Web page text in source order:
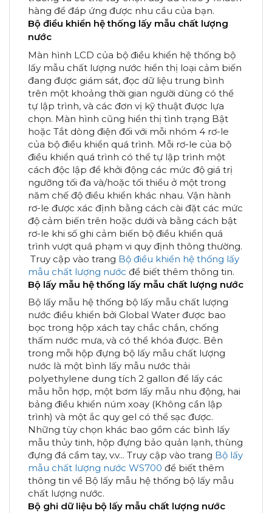
hàng để đáp ứng được nhu cầu của bạn.
Bộ điều khiển hệ thống lấy mẫu chất lượng
nước
Màn hình LCD của bộ điều khiển hệ thống bộ
lấy mẫu chất lượng nước hiển thị loại cảm biến
đang được giám sát, đọc dữ liệu trung bình
trên một khoảng thời gian người dùng có thể
tự lập trình, và các đơn vị kỹ thuật được lựa
chọn. Màn hình cũng hiển thị tình trạng Bật
hoặc Tắt dòng điện đối với mỗi nhóm 4 rơ-le
của bộ điều khiển quá trình. Mỗi rơ-le của bộ
điều khiển quá trình có thể tự lập trình một
cách độc lập để khởi động các mức độ giá trị
ngưỡng tối đa và/hoặc tối thiểu ở một trong
năm chế độ điều khiển khác nhau. Vận hành
rơ-le được xác định bằng cách cài đặt các mức
độ cảm biến trên hoặc dưới và bằng cách bật
rơ-le khi số ghi cảm biến bộ điều khiển quá
trình vượt quá phạm vi quy định thông thường.
Truy cập vào trang Bộ điều khiển hệ thống lấy
mẫu chất lượng nước để biết thêm thông tin.
Bộ lấy mẫu hệ thống lấy mẫu chất lượng nước
Bộ lấy mẫu hệ thống bộ lấy mẫu chất lượng
nước điều khiển bởi Global Water được bao
bọc trong hộp xách tay chắc chắn, chống
thấm nước mưa, và có thể khóa được. Bên
trong mỗi hộp đựng bộ lấy mẫu chất lượng
nước là một bình lấy mẫu nước thải
polyethylene dung tích 2 gallon để lấy các
mẫu hỗn hợp, một bơm lấy mẫu nhu động, hai
bảng điều khiển núm xoay (Không cần lập
trình) và một ắc quy gel có thể sạc được.
Những tùy chọn khác bao gồm các bình lấy
mẫu thủy tinh, hộp đựng bảo quản lạnh, thùng
đựng đá cầm tay, v.v... Truy cập vào trang Bộ lấy
mẫu chất lượng nước WS700 để biết thêm
thông tin về Bộ lấy mẫu hệ thống bộ lấy mẫu
chất lượng nước.
Bộ ghi dữ liệu bộ lấy mẫu chất lượng nước